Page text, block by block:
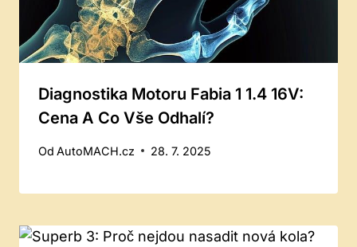
Diagnostika Motoru Fabia 1 1.4 16V:
Cena A Co Vše Odhalí?
Od AutoMACH.cz 28. 7. 2025